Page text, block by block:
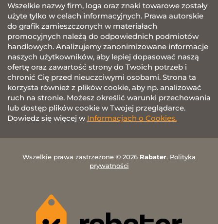
Wszelkie nazwy firm, loga oraz znaki towarowe zostały
użyte tylko w celach informacyjnych. Prawa autorskie
do grafik zamieszczonych w materiałach
promocyjnych należą do odpowiednich podmiotów
handlowych. Analizujemy zanonimizowane informacje
naszych użytkowników, aby lepiej dopasować naszą
ofertę oraz zawartość strony do Twoich potrzeb i
chronić Cię przed nieuczciwymi osobami. Strona ta
korzysta również z plików cookie, aby np. analizować
ruch na stronie. Możesz określić warunki przechowania
lub dostęp plików cookie w Twojej przeglądarce.
Dowiedz się więcej w Informacjach o Cookies.
Wszelkie prawa zastrzeżone © 2026 Rabater. Polityka
prywatności